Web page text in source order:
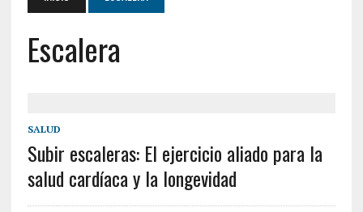
Escalera
SALUD
Subir escaleras: El ejercicio aliado para la
salud cardíaca y la longevidad